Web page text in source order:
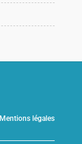
Mentions légales